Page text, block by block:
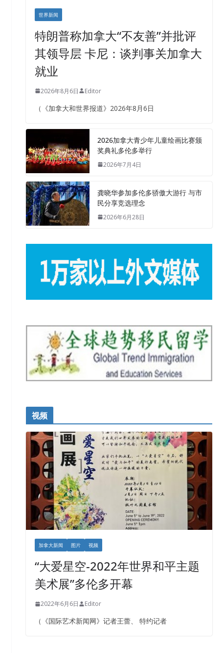
世界新闻
特朗普称加拿大“不友善”并批评
其领导层 卡尼：谈判事关加拿大
就业
2026年8月6日 Editor
（《加拿大和世界报道》2026年8月6日
2026加拿大青少年儿童绘画比赛颁
奖典礼多伦多举行
2026年7月4日
龚晓华参加多伦多骄傲大游行 与市
民分享竞选理念
2026年6月28日
视频
加拿大新闻 图片 视频
“大爱星空-2022年世界和平主题
美术展”多伦多开幕
2022年6月6日 Editor
（《国际艺术新闻网》记者王蕾、 特约记者